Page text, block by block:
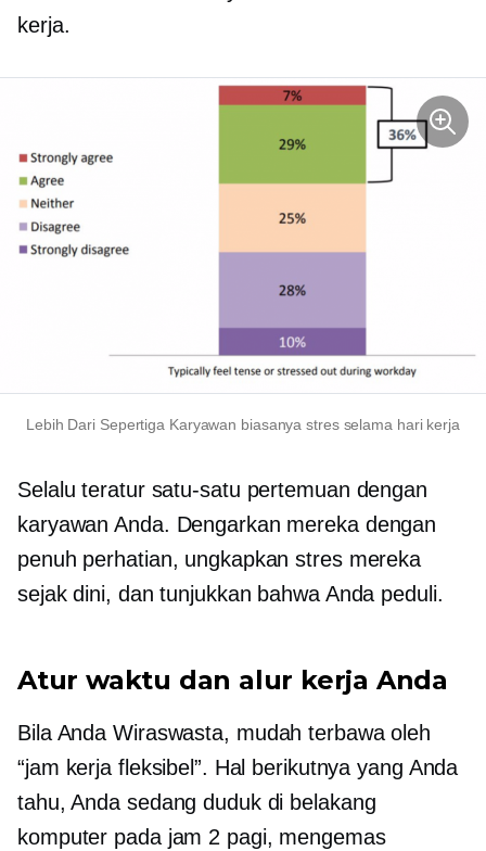
kerja.
Lebih Dari Sepertiga Karyawan biasanya stres selama hari kerja
Selalu teratur satu-satu pertemuan dengan
karyawan Anda. Dengarkan mereka dengan
penuh perhatian, ungkapkan stres mereka
sejak dini, dan tunjukkan bahwa Anda peduli.
Atur waktu dan alur kerja Anda
Bila AndaWiraswasta, mudah terbawa oleh
“jam kerja fleksibel”. Hal berikutnya yang Anda
tahu, Anda sedang duduk di belakang
komputer pada jam 2 pagi, mengemas